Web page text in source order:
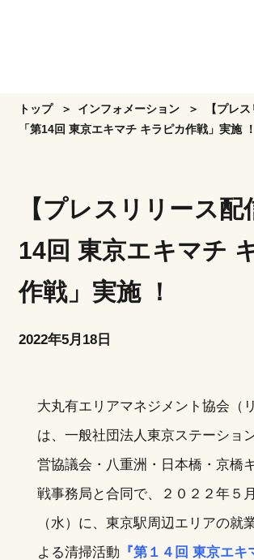
content
トップ インフォメーション
【プレ
「第14回 東京エキマチ キラピカ作戦」実施 ！
【プレスリリース配
14回 東京エキマチ
作戦」実施 ！
2022年5月18日
大丸有エリアマネジメント協会（
は、一般社団法人東京ステーショ
営協議会・八重洲・日本橋・京橋
戦事務局と合同で、２０２２年５
（水）に、東京駅周辺エリアの就
よる清掃活動 『第１４回 東京エ